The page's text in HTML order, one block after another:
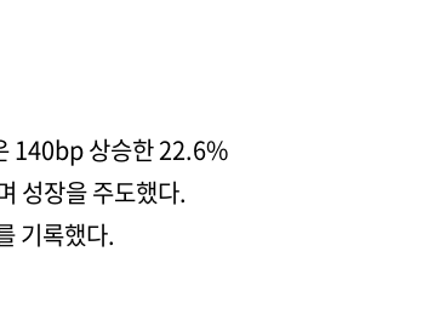
140bp 상승한 22.6%
성장을 주도했다.
기록했다.